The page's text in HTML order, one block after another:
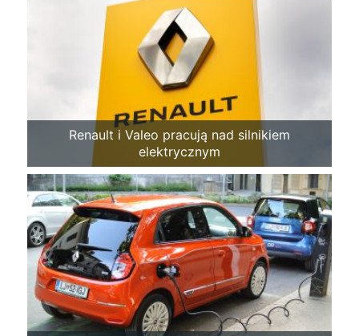
Renault i Valeo pracują nad silnikiem
elektrycznym